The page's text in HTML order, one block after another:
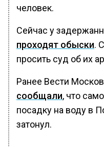
человек.
Сейчас у
проходят обыски.
просить суд об их
Ранее Вести
сообщали, что
посадку на воду в
затонул.